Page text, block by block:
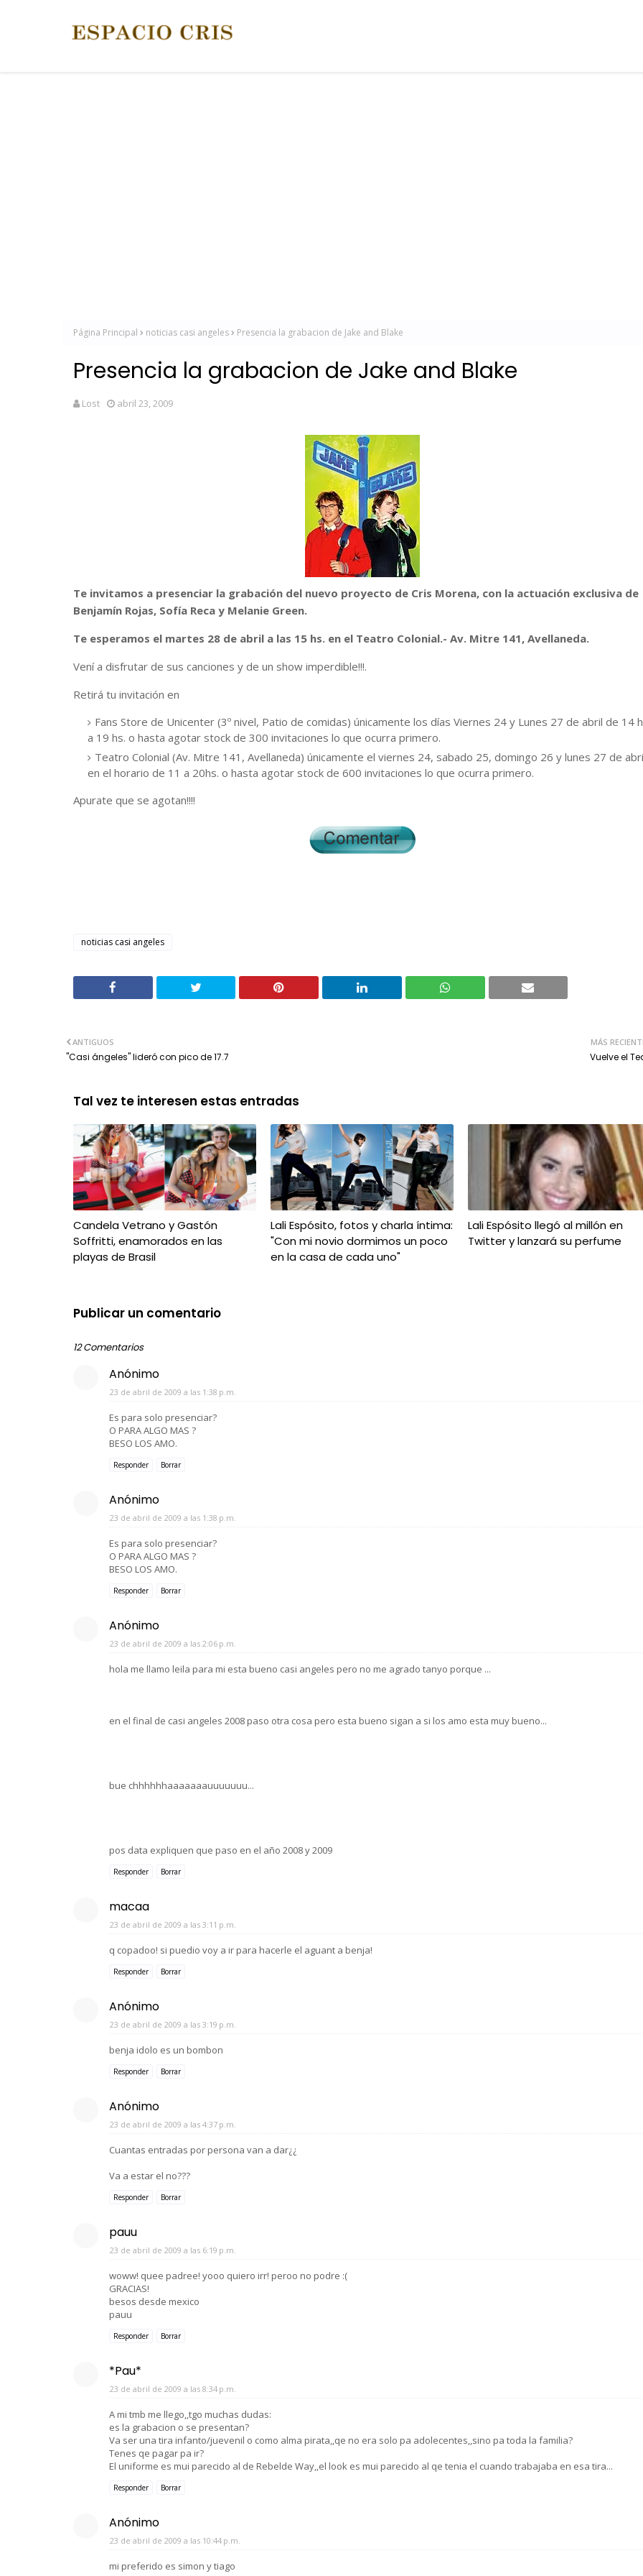
Página Principal noticias casi angeles Presencia la grabacion de Jake and Blake
Presencia la grabacion de Jake and Blake
Lost abril 23, 2009
Te invitamos a presenciar la grabación del nuevo proyecto de Cris Morena, con la actuación exclusiva de
Benjamín Rojas, Sofía Reca y Melanie Green.
Te esperamos el martes 28 de abril a las 15 hs. en el Teatro Colonial.- Av. Mitre 141, Avellaneda.
Vení a disfrutar de sus canciones y de un show imperdible!!!.
Retirá tu invitación en
Fans Store de Unicenter (3º nivel, Patio de comidas) únicamente los días Viernes 24 y Lunes 27 de abril de 14
a 19 hs. o hasta agotar stock de 300 invitaciones lo que ocurra primero.
Teatro Colonial (Av. Mitre 141, Avellaneda) únicamente el viernes 24, sabado 25, domingo 26 y lunes 27 de
en el horario de 11 a 20hs. o hasta agotar stock de 600 invitaciones lo que ocurra primero.
Apurate que se agotan!!!!
noticias casi angeles
MÁS
Vuelve el
ANTIGUOS
"Casi ángeles" lideró con pico de 17.7
Tal vez te interesen estas entradas
Candela Vetrano y Gastón
Soffritti, enamorados en las
playas de Brasil
Lali Espósito, fotos y charla íntima:
"Con mi novio dormimos un poco
en la casa de cada uno"
Lali Espósito llegó al millón en
Twitter y lanzará su perfume
Publicar un comentario
12 Comentarios
Anónimo
23 de abril de 2009 a las 1:38 p.m.
Es para solo presenciar?
O PARA ALGO MAS ?
BESO LOS AMO.
Responder Borrar
Anónimo
23 de abril de 2009 a las 1:38 p.m.
Es para solo presenciar?
O PARA ALGO MAS ?
BESO LOS AMO.
Responder Borrar
Anónimo
23 de abril de 2009 a las 2:06 p.m.
hola me llamo leila para mi esta bueno casi angeles pero no me agrado tanyo porque ...
en el final de casi angeles 2008 paso otra cosa pero esta bueno sigan a si los amo esta muy bueno...
bue chhhhhhaaaaaaauuuuuuu...
pos data expliquen que paso en el año 2008 y 2009
Responder Borrar
macaa
23 de abril de 2009 a las 3:11 p.m.
q copadoo! si puedio voy a ir para hacerle el aguant a benja!
Responder Borrar
Anónimo
23 de abril de 2009 a las 3:19 p.m.
benja idolo es un bombon
Responder Borrar
Anónimo
23 de abril de 2009 a las 4:37 p.m.
Cuantas entradas por persona van a dar¿¿
Va a estar el no???
Responder Borrar
pauu
23 de abril de 2009 a las 6:19 p.m.
woww! quee padree! yooo quiero irr! peroo no podre :(
GRACIAS!
besos desde mexico
pauu
Responder Borrar
*Pau*
23 de abril de 2009 a las 8:34 p.m.
A mi tmb me llego,,tgo muchas dudas:
es la grabacion o se presentan?
Va ser una tira infanto/juevenil o como alma pirata,,qe no era solo pa adolecentes,,sino pa toda la familia?
Tenes qe pagar pa ir?
El uniforme es mui parecido al de Rebelde Way,,el look es mui parecido al qe tenia el cuando trabajaba en esa tira...
Responder Borrar
Anónimo
23 de abril de 2009 a las 10:44 p.m.
mi preferido es simon y tiago